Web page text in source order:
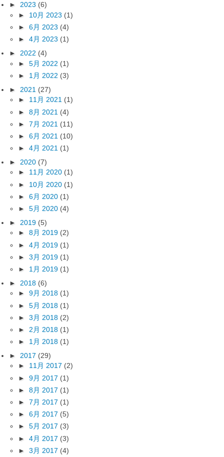
► 2023 (6)
► 10月 2023 (1)
► 6月 2023 (4)
► 4月 2023 (1)
► 2022 (4)
► 5月 2022 (1)
► 1月 2022 (3)
► 2021 (27)
► 11月 2021 (1)
► 8月 2021 (4)
► 7月 2021 (11)
► 6月 2021 (10)
► 4月 2021 (1)
► 2020 (7)
► 11月 2020 (1)
► 10月 2020 (1)
► 6月 2020 (1)
► 5月 2020 (4)
► 2019 (5)
► 8月 2019 (2)
► 4月 2019 (1)
► 3月 2019 (1)
► 1月 2019 (1)
► 2018 (6)
► 9月 2018 (1)
► 5月 2018 (1)
► 3月 2018 (2)
► 2月 2018 (1)
► 1月 2018 (1)
► 2017 (29)
► 11月 2017 (2)
► 9月 2017 (1)
► 8月 2017 (1)
► 7月 2017 (1)
► 6月 2017 (5)
► 5月 2017 (3)
► 4月 2017 (3)
► 3月 2017 (4)